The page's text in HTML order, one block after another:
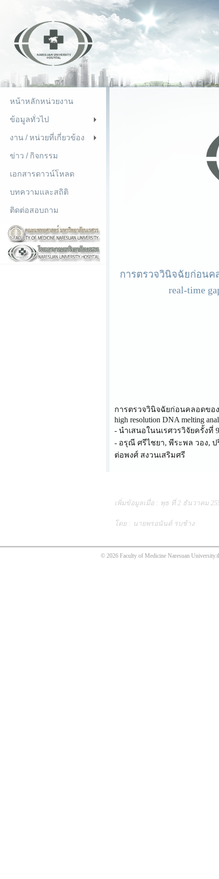
หน้าหลักหน่วยงาน
ข้อมูลทั่วไป
งาน / หน่วยที่เกี่ยวข้อง
ข่าว / กิจกรรม
เอกสารดาวน์โหลด
บทความและสถิติ
ติดต่อสอบถาม
การตรวจวินิจฉัยก่อนคล
real-time
การตรวจวินิจฉัยก่อนคลอดของ
high resolution DNA melting
- นำเสนอในนเรศวรวิจัยครั้งที่
- อรุณี ศรีไชยา, พีระพล วอง, ป
ต่อพงศ์ สงวนเสริมศรี
เพิ่มข้อมูลเมื่อ : พุธ ที่ 2 ธันวาคม
โดย : นายพรอนันต์ รบช้าง
© 2026 Faculty of Medicine Naresuan